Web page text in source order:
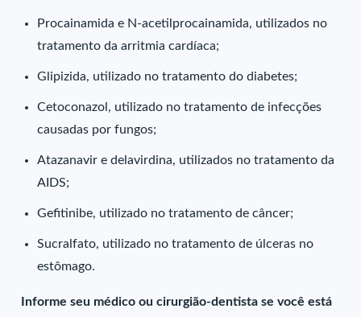
Procainamida e N-acetilprocainamida, utilizados no
tratamento da arritmia cardíaca;
Glipizida, utilizado no tratamento do diabetes;
Cetoconazol, utilizado no tratamento de infecções
causadas por fungos;
Atazanavir e delavirdina, utilizados no tratamento da
AIDS;
Gefitinibe, utilizado no tratamento de câncer;
Sucralfato, utilizado no tratamento de úlceras no
estômago.
Informe seu médico ou cirurgião-dentista se você está